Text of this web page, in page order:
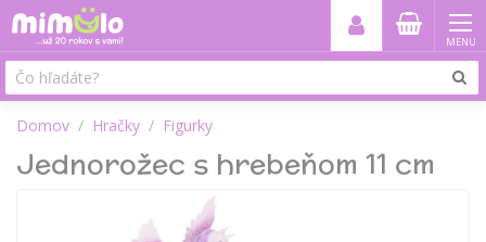
MENU
Domov Hračky Figurky
Jednorožec s hrebeňom 11 cm